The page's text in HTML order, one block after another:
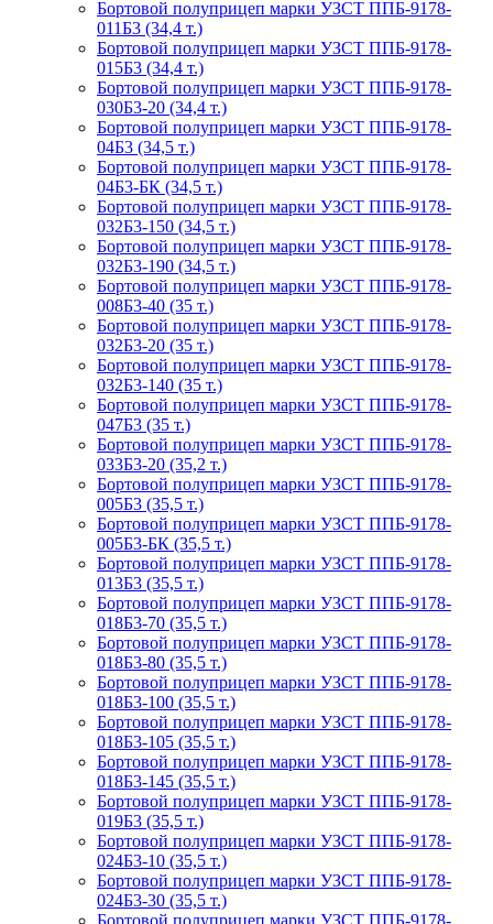
Бортовой полуприцеп марки УЗСТ ППБ-9178-
011Б3 (34,4 т.)
Бортовой полуприцеп марки УЗСТ ППБ-9178-
015Б3 (34,4 т.)
Бортовой полуприцеп марки УЗСТ ППБ-9178-
030Б3-20 (34,4 т.)
Бортовой полуприцеп марки УЗСТ ППБ-9178-
04Б3 (34,5 т.)
Бортовой полуприцеп марки УЗСТ ППБ-9178-
04Б3-БК (34,5 т.)
Бортовой полуприцеп марки УЗСТ ППБ-9178-
032Б3-150 (34,5 т.)
Бортовой полуприцеп марки УЗСТ ППБ-9178-
032Б3-190 (34,5 т.)
Бортовой полуприцеп марки УЗСТ ППБ-9178-
008Б3-40 (35 т.)
Бортовой полуприцеп марки УЗСТ ППБ-9178-
032Б3-20 (35 т.)
Бортовой полуприцеп марки УЗСТ ППБ-9178-
032Б3-140 (35 т.)
Бортовой полуприцеп марки УЗСТ ППБ-9178-
047Б3 (35 т.)
Бортовой полуприцеп марки УЗСТ ППБ-9178-
033Б3-20 (35,2 т.)
Бортовой полуприцеп марки УЗСТ ППБ-9178-
005Б3 (35,5 т.)
Бортовой полуприцеп марки УЗСТ ППБ-9178-
005Б3-БК (35,5 т.)
Бортовой полуприцеп марки УЗСТ ППБ-9178-
013Б3 (35,5 т.)
Бортовой полуприцеп марки УЗСТ ППБ-9178-
018Б3-70 (35,5 т.)
Бортовой полуприцеп марки УЗСТ ППБ-9178-
018Б3-80 (35,5 т.)
Бортовой полуприцеп марки УЗСТ ППБ-9178-
018Б3-100 (35,5 т.)
Бортовой полуприцеп марки УЗСТ ППБ-9178-
018Б3-105 (35,5 т.)
Бортовой полуприцеп марки УЗСТ ППБ-9178-
018Б3-145 (35,5 т.)
Бортовой полуприцеп марки УЗСТ ППБ-9178-
019Б3 (35,5 т.)
Бортовой полуприцеп марки УЗСТ ППБ-9178-
024Б3-10 (35,5 т.)
Бортовой полуприцеп марки УЗСТ ППБ-9178-
024Б3-30 (35,5 т.)
Бортовой полуприцеп марки УЗСТ ППБ-9178-